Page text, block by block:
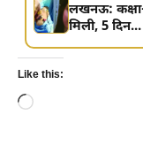
लखनऊ:
मिली, 5 दिन...
Like this:
Loading…